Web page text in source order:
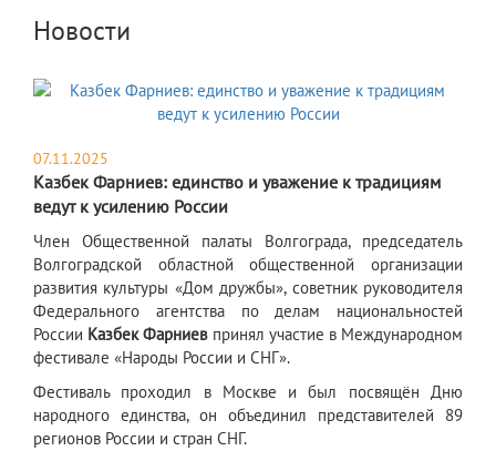
Новости
07.11.2025
Казбек Фарниев: единство и уважение к традициям
ведут к усилению России
​Член Общественной палаты Волгограда, председатель
Волгоградской областной общественной организации
развития культуры «Дом дружбы», советник руководителя
Федерального агентства по делам национальностей
России Казбек Фарниевпринял участие в Международном
фестивале «Народы России и СНГ».
Фестиваль проходил в Москве и был посвящён Дню
народного единства, он объединил представителей 89
регионов России и стран СНГ.